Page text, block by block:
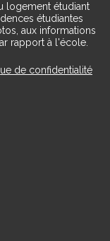
logement étudiant
étudiantes
aux informations
rapport à l'école.
de confidentialité